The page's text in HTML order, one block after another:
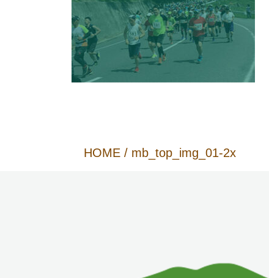
HOME / mb_top_img_01-2x